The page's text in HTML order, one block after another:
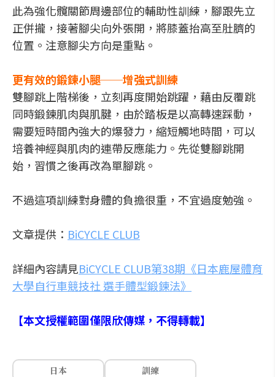
此為強化髖關節周邊部位的輔助性訓練，腳跟先立
正併攏，接著腳尖向外張開，將膝蓋抬高至肚臍的
位置。注意腳尖方向是重點。
更有效的鍛鍊小腿──增強式訓練
雙腳跳上階梯後，立刻再度開始跳躍，藉由反覆跳
同時鍛鍊肌肉與肌腱，由於踏板是以高轉速踩動，
需要短時間內強大的爆發力，縮短觸地時間，可以
培養神經與肌肉的連帶反應能力。先從雙腳跳開
始，習慣之後再改為單腳跳。
不過這項訓練對身體的負擔很重，不宜過度勉強。
文章提供： BiCYCLE CLUB
詳細內容請見BiCYCLE CLUB第38期《日本鹿屋體育
大學自行車競技社 選手體型鍛鍊法》
【本文授權範圍僅限欣傳媒，不得轉載】
日本
訓練